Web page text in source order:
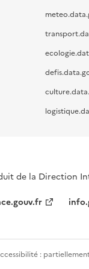
de la Direction
: